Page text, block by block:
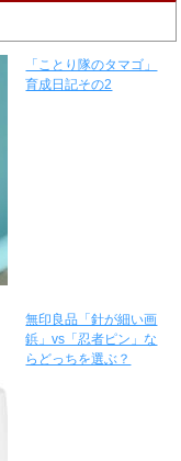
「ことり隊のタマゴ」
育成日記その2
無印良品「針が細い画
鋲」vs「忍者ピン」な
らどっちを選ぶ？